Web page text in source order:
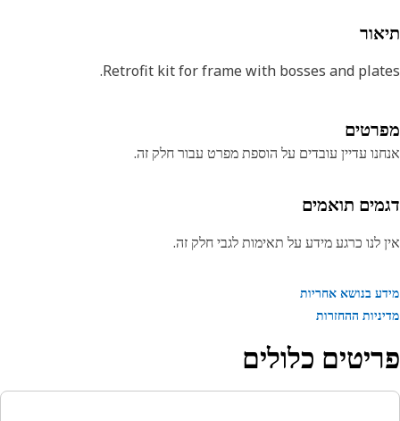
Retrofit kit for frame with bosses and
עדיין עובדים על הוספת מפרט עבור חלק זה.
תואמים
לנו כרגע מידע על תאימות לגבי חלק זה.
בנושא אחריות
ההחזרות
כלולים